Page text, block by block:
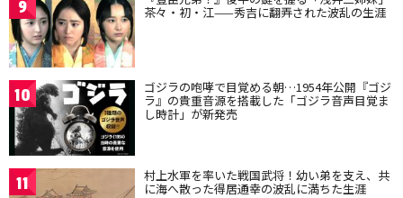
9 茶々・初・江——秀吉に翻弄された波乱の生涯
10 ゴジラの咆哮で目覚める朝…1954年公開『ゴジ
ラ』の貴重音源を搭載した「ゴジラ音声目覚ま
し時計」が新発売
11 村上水軍を率いた戦国武将！幼い弟を支え、共
に海へ散った得居通幸の波乱に満ちた生涯